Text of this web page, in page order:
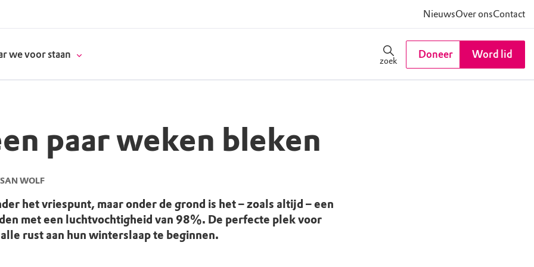
NieuwsOver onsContact
we voor staan
zoek
Doneer Word lid
paar weken bleken
WOLF
het vriespunt, maar onder de grond is het – zoals altijd – een
met een luchtvochtigheid van 98%. De perfecte plek voor
rust aan hun winterslaap te beginnen.